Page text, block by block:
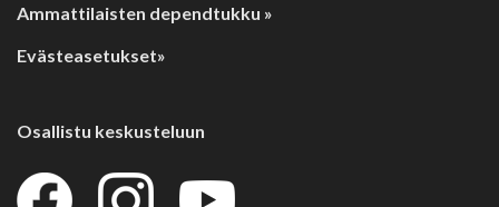
Ammattilaisten dependtukku »
Evästeasetukset»
Osallistu keskusteluun